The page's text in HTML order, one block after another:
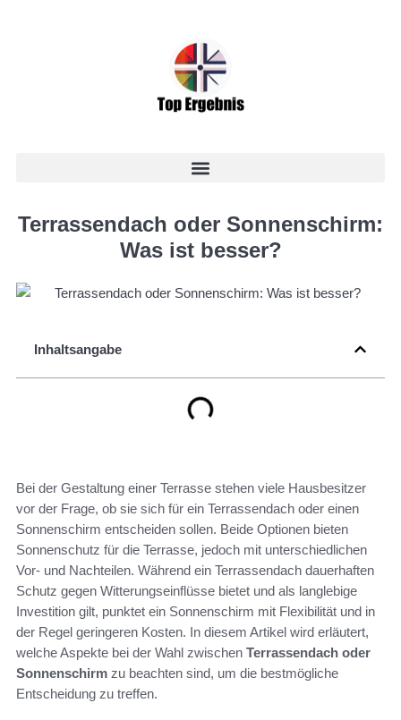
Terrassendach oder Sonnenschirm:
Was ist besser?
Inhaltsangabe
Bei der Gestaltung einer Terrasse stehen viele Hausbesitzer
vor der Frage, ob sie sich für ein Terrassendach oder einen
Sonnenschirm entscheiden sollen. Beide Optionen bieten
Sonnenschutz für die Terrasse, jedoch mit unterschiedlichen
Vor- und Nachteilen. Während ein Terrassendach dauerhaften
Schutz gegen Witterungseinflüsse bietet und als langlebige
Investition gilt, punktet ein Sonnenschirm mit Flexibilität und in
der Regel geringeren Kosten. In diesem Artikel wird erläutert,
welche Aspekte bei der Wahl zwischen Terrassendach oder
Sonnenschirm zu beachten sind, um die bestmögliche
Entscheidung zu treffen.